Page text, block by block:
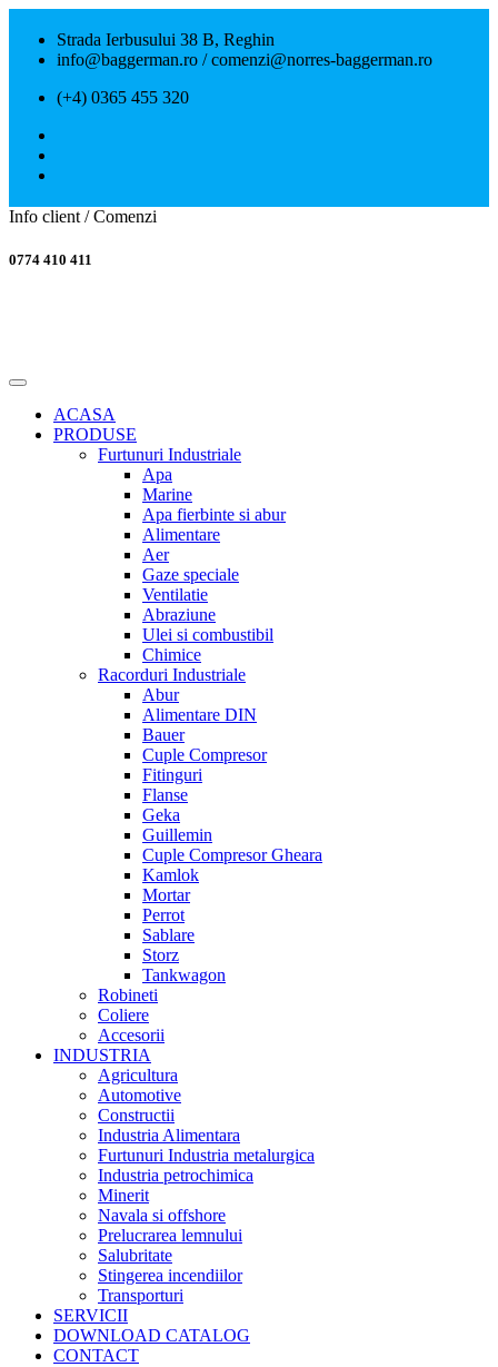
Strada Ierbusului 38 B, Reghin
info@baggerman.ro / comenzi@norres-baggerman.ro
(+4) 0365 455 320
Info client / Comenzi
0774 410 411
ACASA
PRODUSE
Furtunuri Industriale
Apa
Marine
Apa fierbinte si abur
Alimentare
Aer
Gaze speciale
Ventilatie
Abraziune
Ulei si combustibil
Chimice
Racorduri Industriale
Abur
Alimentare DIN
Bauer
Cuple Compresor
Fitinguri
Flanse
Geka
Guillemin
Cuple Compresor Gheara
Kamlok
Mortar
Perrot
Sablare
Storz
Tankwagon
Robineti
Coliere
Accesorii
INDUSTRIA
Agricultura
Automotive
Constructii
Industria Alimentara
Furtunuri Industria metalurgica
Industria petrochimica
Minerit
Navala si offshore
Prelucrarea lemnului
Salubritate
Stingerea incendiilor
Transporturi
SERVICII
DOWNLOAD CATALOG
CONTACT